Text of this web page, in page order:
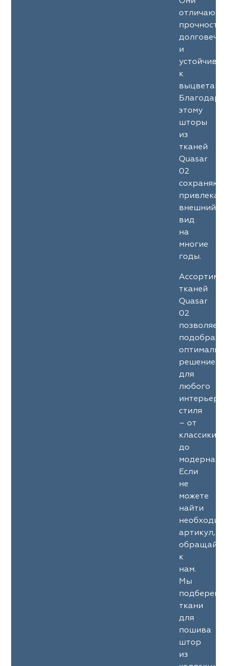
и
к
Благодаря
этому
шторы
из
тканей
Quasar
02
сохраняют
внешний
вид
на
многие
годы.
тканей
Quasar
02
позволяет
подобрать
решение
для
любого
стиля
– от
классики
до
модерна.
Если
не
можете
найти
артикул,
к
нам.
Мы
подберем
ткани
для
пошива
штор
из